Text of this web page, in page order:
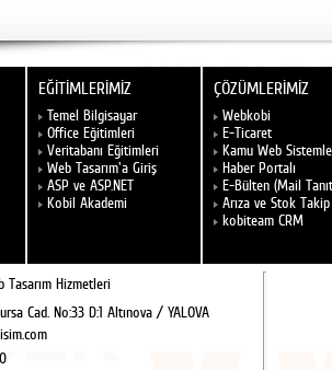
EĞİTİMLERİMİZ
Temel Bilgisayar
Office Eğitimleri
Veritabanı Eğitimleri
Web Tasarım'a Giriş
ASP ve ASP.NET
Kobil Akademi
ÇÖZÜMLERİMİZ
Webkobi
E-Ticaret
Kamu Web
Haber Portalı
E-Bülten (Mail
Arıza ve Stok Takip
kobiteam CRM
Tasarım Hizmetleri
Cad. No:33 D:1 Altınova / YALOVA